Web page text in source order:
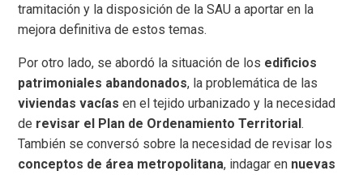
tramitación y la disposición de la SAU a aportar en la
mejora definitiva de estos temas.
Por otro lado, se abordó la situación de los edificios
patrimoniales abandonados, la problemática de las
viviendas vacías en el tejido urbanizado y la necesidad
de revisar el Plan de Ordenamiento Territorial.
También se conversó sobre la necesidad de revisar los
conceptos de área metropolitana, indagar en nuevas